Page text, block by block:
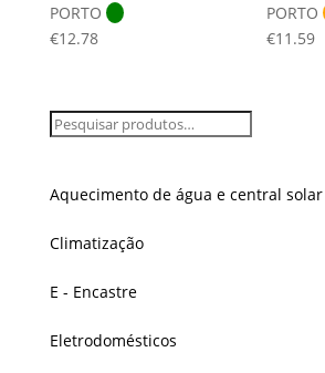
PORTO
€12.78
PORTO
€11.59
Aquecimento de água e central solar
Climatização
E - Encastre
Eletrodomésticos